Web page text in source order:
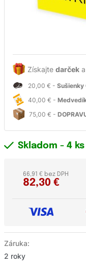
Získajte darček a
20,00 € - Sušienky
40,00 € -
75,00 € -
Záruka:
2 roky
Skladom - 4 ks
82,30 €
66,91 € bez DPH